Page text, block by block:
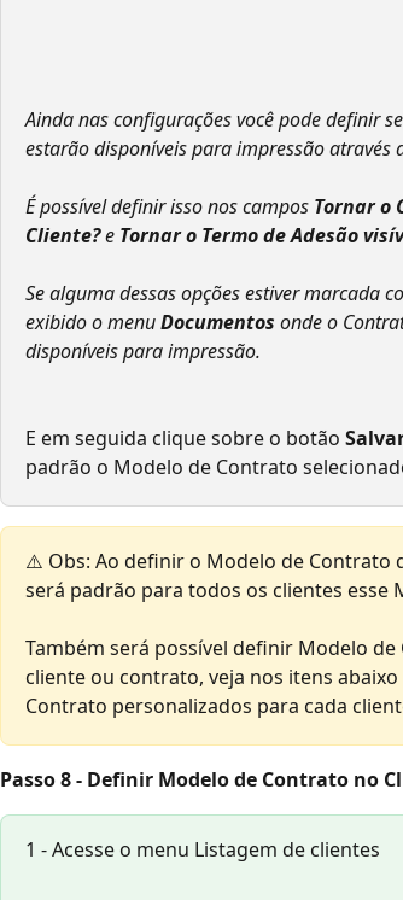
Ainda nas configurações você pode definir
estarão disponíveis para impressão através
É possível definir isso nos campos Tornar o
Cliente? e Tornar o Termo de Adesão
Se alguma dessas opções estiver marcada
exibido o menu Documentos onde o
disponíveis para impressão.
E em seguida clique sobre o botão
padrão o Modelo de Contrato
⚠️ Obs: Ao definir o Modelo de Contrato
será padrão para todos os clientes esse
Também será possível definir Modelo
cliente ou contrato, veja nos itens
Contrato personalizados para cada
Passo 8 - Definir Modelo de Contrato no
1 - Acesse o menu Listagem de clientes